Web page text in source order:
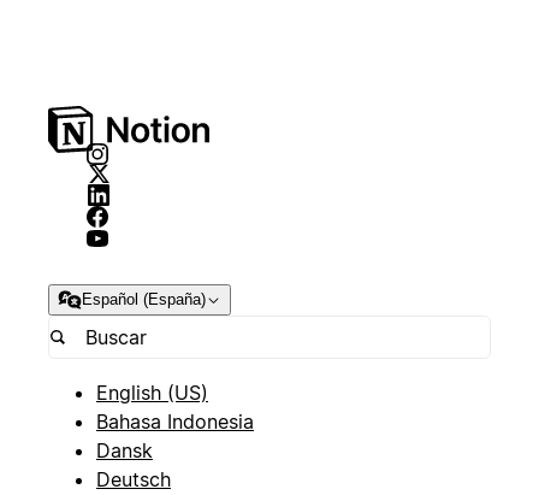
Español (España)
English (US)
Bahasa Indonesia
Dansk
Deutsch